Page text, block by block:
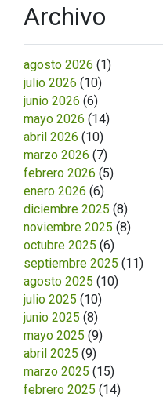
Archivo
agosto 2026 (1)
julio 2026 (10)
junio 2026 (6)
mayo 2026 (14)
abril 2026 (10)
marzo 2026 (7)
febrero 2026 (5)
enero 2026 (6)
diciembre 2025 (8)
noviembre 2025 (8)
octubre 2025 (6)
septiembre 2025 (11)
agosto 2025 (10)
julio 2025 (10)
junio 2025 (8)
mayo 2025 (9)
abril 2025 (9)
marzo 2025 (15)
febrero 2025 (14)